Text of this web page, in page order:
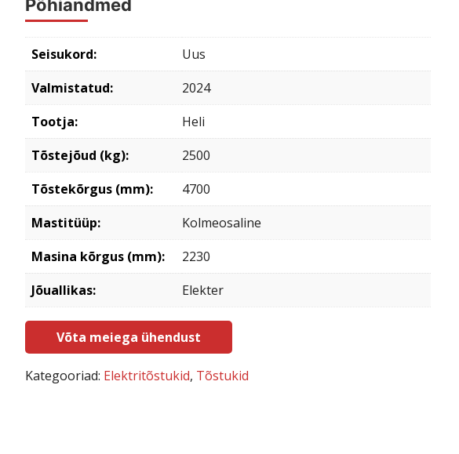
Põhiandmed
Seisukord:
Uus
Valmistatud:
2024
Tootja:
Heli
Tõstejõud (kg):
2500
Tõstekõrgus (mm):
4700
Mastitüüp:
Kolmeosaline
Masina kõrgus (mm):
2230
Jõuallikas:
Elekter
Võta meiega ühendust
Kategooriad: Elektritõstukid, Tõstukid